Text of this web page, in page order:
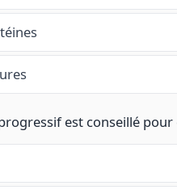
est conseillé